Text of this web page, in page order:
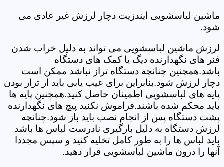
ماشین لباسشویی ایندزیت دچار لرزش غیر عادی می
شود.
لرزش ماشین لباسشویی می تواند به دلیل خراب شدن
فنر های نگهدارنده دیگ یا کمک های دستگاه
باشد.همچنین چنانچه دستگاه تراز نباشد ممکن است
دچار لرزش شود.بنابراین برای عیب یابی باید از تراز بودن
پایه های لباسشویی اطمینان حاصل کنید.همچنین پایه ها
باید محکم شده باشند.فراموش نکنید پیچ های نگهدارنده
پشت دستگاه پس از انجام نصب باید باز شود.چنانچه
لرزش دستگاه به دلیل بارگیری نادرست لباس ها باشد
باید لباس ها را به طور کامل تخلیه کنید و سپس مجددا
آنها را درون ماشین لباسشویی قرار دهید.